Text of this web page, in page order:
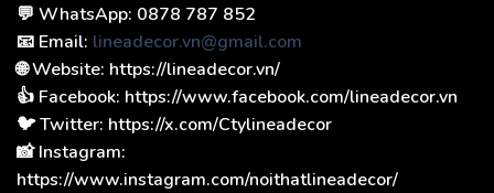
💬 WhatsApp: 0878 787 852
📧 Email: lineadecor.vn@gmail.com
🌐 Website: https://lineadecor.vn/
👍 Facebook: https://www.facebook.com/lineadecor.vn
🐦 Twitter: https://x.com/Ctylineadecor
📸 Instagram:
https://www.instagram.com/noithatlineadecor/